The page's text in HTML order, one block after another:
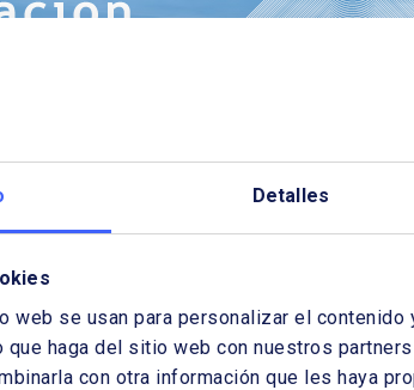
Detalles
se usan para personalizar el contenido
que haga del sitio web con nuestros
con otra información que les haya